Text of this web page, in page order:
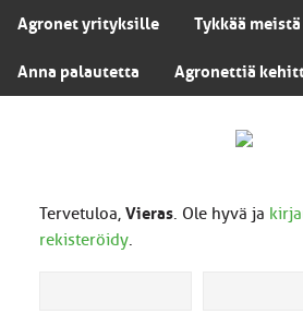
Agronet yrityksille Tykkää
Anna palautetta Agronettiä
Tervetuloa, Vieras. Ole hyvä ja
rekisteröidy.